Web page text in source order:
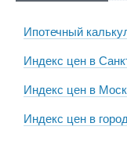
Ипотечный
Индекс цен в
Индекс цен в
Индекс цен в